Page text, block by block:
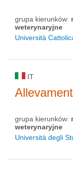
grupa kierunków:
weterynaryjne
Università
IT
grupa kierunków:
weterynaryjne
Università degli